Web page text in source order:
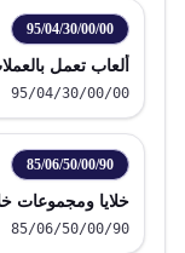
95/04/30/00/00
ألعاب تعمل
95/04/30/00/00
85/06/50/00/90
خلايا ومجموعات
85/06/50/00/90